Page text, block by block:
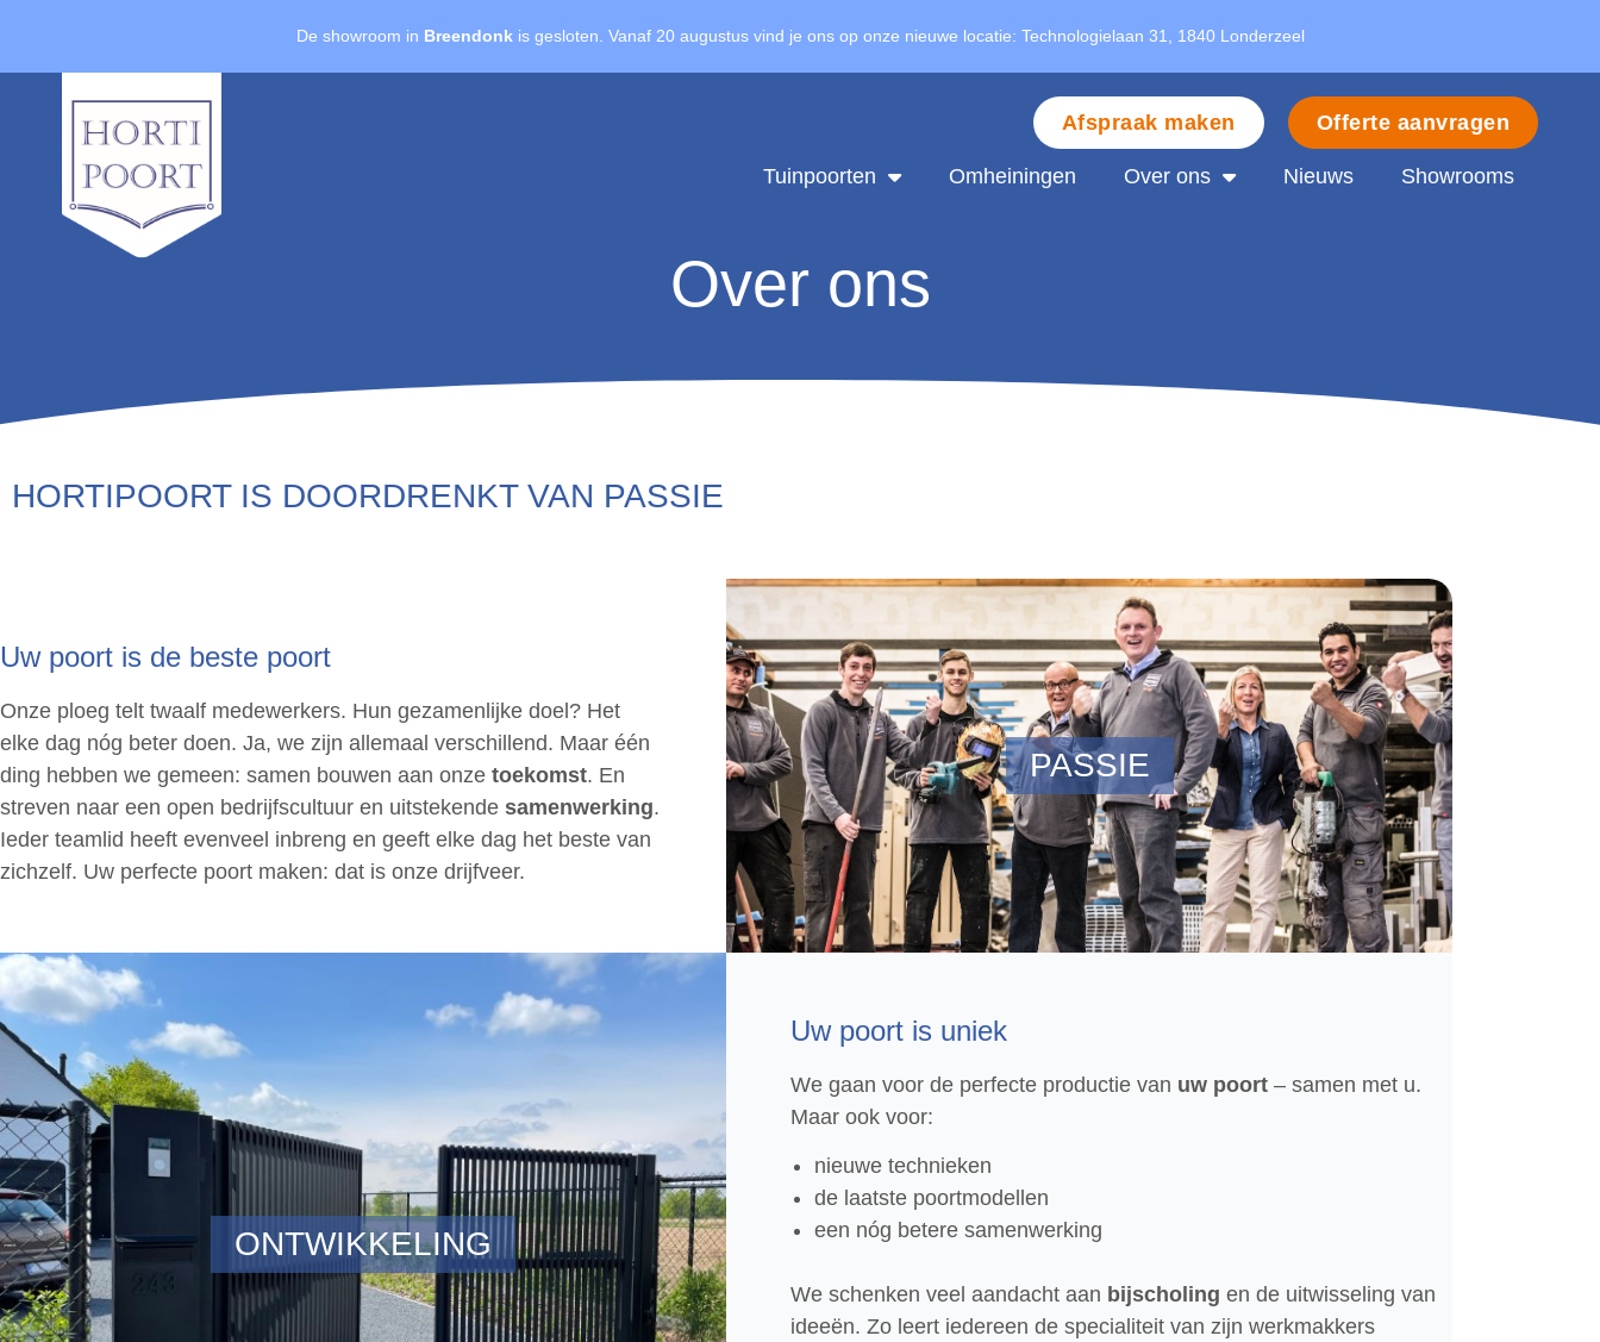
De showroom in Breendonkis gesloten. Vanaf 20 augustus vind je ons op onze nieuwe locatie: Technologielaan 31, 1840 Londerzeel
Afspraak maken Offerte aanvragen
Tuinpoorten Omheiningen Over ons Nieuws Showrooms
Over ons
HORTIPOORT IS DOORDRENKT VAN PASSIE
Uw poort is de beste poort
Onze ploeg telt twaalf medewerkers. Hun gezamenlijke doel? Het
elke dag nóg beter doen. Ja, we zijn allemaal verschillend. Maar één
ding hebben we gemeen: samen bouwen aan onze toekomst. En
streven naar een open bedrijfscultuur en uitstekende samenwerking.
Ieder teamlid heeft evenveel inbreng en geeft elke dag het beste van
zichzelf. Uw perfecte poort maken: dat is onze drijfveer.
PASSIE
ONTWIKKELING
Uw poort is uniek
We gaan voor de perfecte productie van uw poort – samen met u.
Maar ook voor:
nieuwe technieken
de laatste poortmodellen
een nóg betere samenwerking
We schenken veel aandacht aan bijscholing en de uitwisseling van
ideeën. Zo leert iedereen de specialiteit van zijn werkmakkers